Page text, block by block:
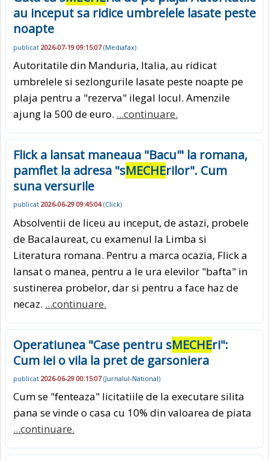
au inceput sa ridice umbrelele lasate peste
noapte
publicat 2026-07-19 09:15:07(Mediafax)
Autoritatile din Manduria, Italia, au ridicat
umbrelele si sezlongurile lasate peste noapte pe
plaja pentru a "rezerva" ilegal locul. Amenzile
ajung la 500 de euro. ...continuare.
Flick a lansat maneaua "Bacu'" la romana,
pamflet la adresa "sMECHErilor". Cum
suna versurile
publicat 2026-06-29 09:45:04(Click)
Absolventii de liceu au inceput, de astazi, probele
de Bacalaureat, cu examenul la Limba si
Literatura romana. Pentru a marca ocazia, Flick a
lansat o manea, pentru a le ura elevilor "bafta" in
sustinerea probelor, dar si pentru a face haz de
necaz. ...continuare.
Operatiunea "Case pentru sMECHEri":
Cum iei o vila la pret de garsoniera
publicat 2026-06-29 00:15:07(Jurnalul-National)
Cum se "fenteaza" licitatiile de la executare silita
pana se vinde o casa cu 10% din valoarea de piata
...continuare.